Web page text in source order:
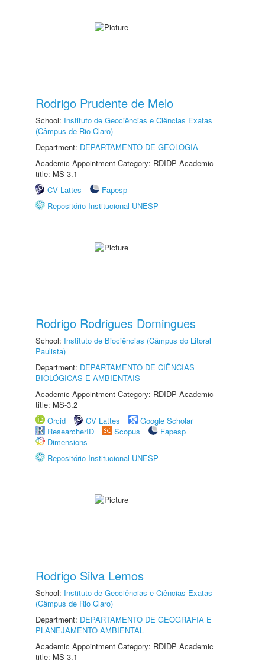
Rodrigo Prudente de Melo
School: Instituto de Geociências e Ciências Exatas
(Câmpus de Rio Claro)
Department: DEPARTAMENTO DE GEOLOGIA
Academic Appointment Category: RDIDP Academic
title: MS-3.1
CV Lattes
Fapesp
Repositório Institucional UNESP
Rodrigo Rodrigues Domingues
School: Instituto de Biociências (Câmpus do Litoral
Paulista)
Department: DEPARTAMENTO DE CIÊNCIAS
BIOLÓGICAS E AMBIENTAIS
Academic Appointment Category: RDIDP Academic
title: MS-3.2
Orcid
CV Lattes
Google Scholar
ResearcherID
Scopus
Fapesp
Dimensions
Repositório Institucional UNESP
Rodrigo Silva Lemos
School: Instituto de Geociências e Ciências Exatas
(Câmpus de Rio Claro)
Department: DEPARTAMENTO DE GEOGRAFIA E
PLANEJAMENTO AMBIENTAL
Academic Appointment Category: RDIDP Academic
title: MS-3.1